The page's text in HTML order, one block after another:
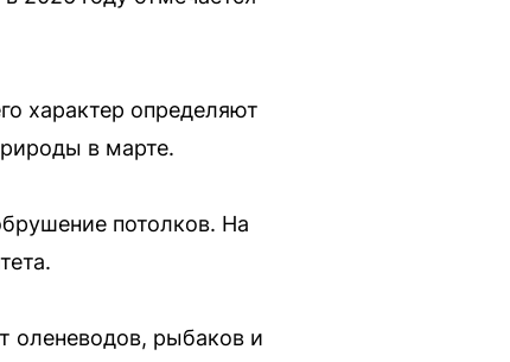
характер определяют
в марте.
потолков. На
оленеводов, рыбаков и